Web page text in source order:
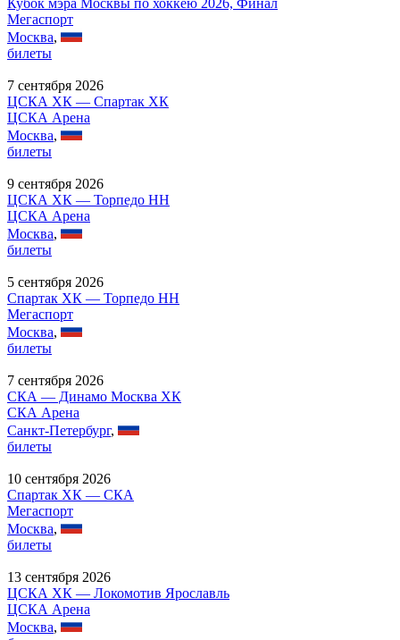
Мегаспорт
Москва,
билеты
7 сентября 2026
ЦСКА ХК — Спартак ХК
ЦСКА Арена
Москва,
билеты
9 сентября 2026
ЦСКА ХК — Торпедо НН
ЦСКА Арена
Москва,
билеты
5 сентября 2026
Спартак ХК — Торпедо НН
Мегаспорт
Москва,
билеты
7 сентября 2026
СКА — Динамо Москва ХК
СКА Арена
Санкт-Петербург,
билеты
10 сентября 2026
Спартак ХК — СКА
Мегаспорт
Москва,
билеты
13 сентября 2026
ЦСКА ХК — Локомотив Ярославль
ЦСКА Арена
Москва,